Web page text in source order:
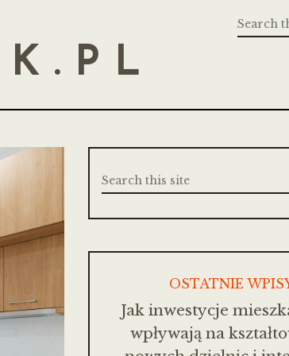
OSTATNIE
Jak inwestycje
wpływają na